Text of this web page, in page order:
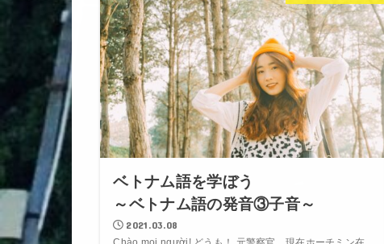
ベトナム語を学ぼう
～ベトナム語の発音③子音～
2021.03.08